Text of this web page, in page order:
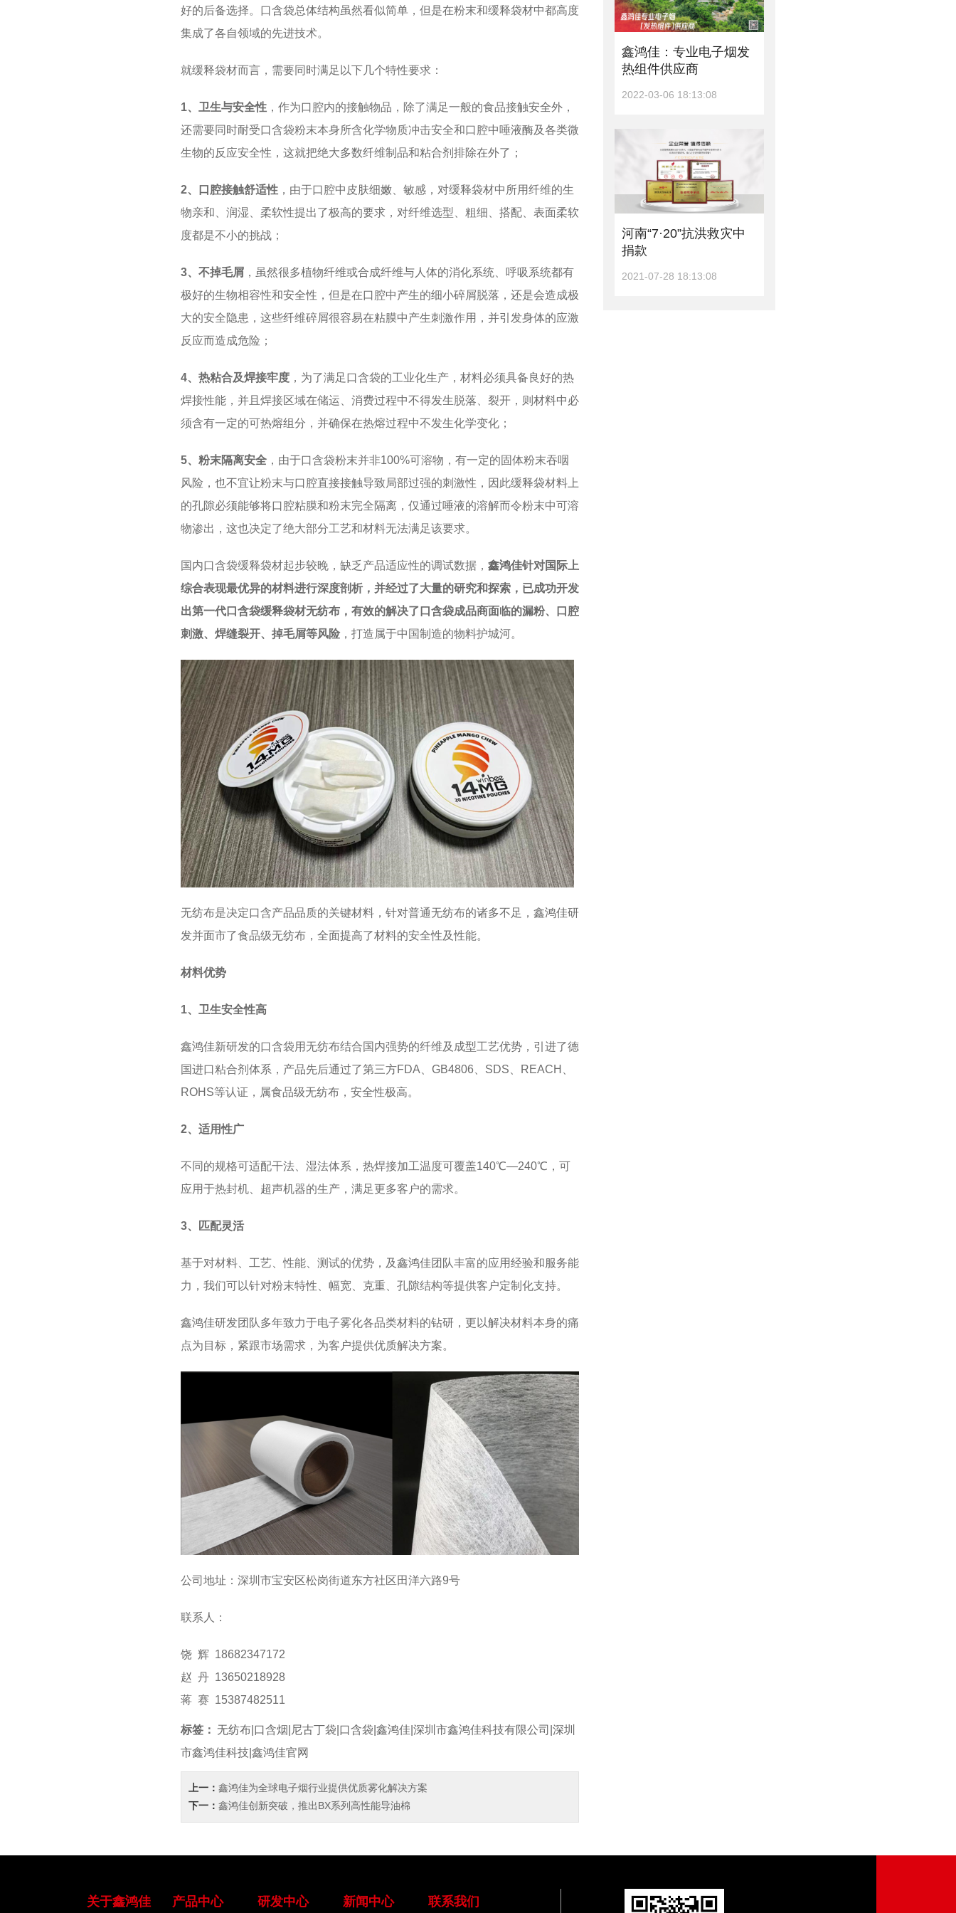
好的后备选择。口含袋总体结构虽然看似简单，但是在粉末和缓释袋材中都高度
集成了各自领域的先进技术。
就缓释袋材而言，需要同时满足以下几个特性要求：
1、卫生与安全性 ，作为口腔内的接触物品，除了满足一般的食品接触安全外，
还需要同时耐受口含袋粉末本身所含化学物质冲击安全和口腔中唾液酶及各类微
生物的反应安全性，这就把绝大多数纤维制品和粘合剂排除在外了；
2、口腔接触舒适性 ，由于口腔中皮肤细嫩、敏感，对缓释袋材中所用纤维的生
物亲和、润湿、柔软性提出了极高的要求，对纤维选型、粗细、搭配、表面柔软
度都是不小的挑战；
3、不掉毛屑 ，虽然很多植物纤维或合成纤维与人体的消化系统、呼吸系统都有
极好的生物相容性和安全性，但是在口腔中产生的细小碎屑脱落，还是会造成极
大的安全隐患，这些纤维碎屑很容易在粘膜中产生刺激作用，并引发身体的应激
反应而造成危险；
4、热粘合及焊接牢度 ，为了满足口含袋的工业化生产，材料必须具备良好的热
焊接性能，并且焊接区域在储运、消费过程中不得发生脱落、裂开，则材料中必
须含有一定的可热熔组分，并确保在热熔过程中不发生化学变化；
5、粉末隔离安全 ，由于口含袋粉末并非100%可溶物，有一定的固体粉末吞咽
风险，也不宜让粉末与口腔直接接触导致局部过强的刺激性，因此缓释袋材料上
的孔隙必须能够将口腔粘膜和粉末完全隔离，仅通过唾液的溶解而令粉末中可溶
物渗出，这也决定了绝大部分工艺和材料无法满足该要求。
国内口含袋缓释袋材起步较晚，缺乏产品适应性的调试数据，鑫鸿佳针对国际上
综合表现最优异的材料进行深度剖析，并经过了大量的研究和探索，已成功开发
出第一代口含袋缓释袋材无纺布，有效的解决了口含袋成品商面临的漏粉、口腔
刺激、焊缝裂开、掉毛屑等风险 ，打造属于中国制造的物料护城河。
无纺布是决定口含产品品质的关键材料，针对普通无纺布的诸多不足，鑫鸿佳研
发并面市了食品级无纺布，全面提高了材料的安全性及性能。
材料优势
1、卫生安全性高
鑫鸿佳新研发的口含袋用无纺布结合国内强势的纤维及成型工艺优势，引进了德
国进口粘合剂体系，产品先后通过了第三方FDA、GB4806、SDS、REACH、
ROHS等认证，属食品级无纺布，安全性极高。
2、适用性广
不同的规格可适配干法、湿法体系，热焊接加工温度可覆盖140℃—240℃，可
应用于热封机、超声机器的生产，满足更多客户的需求。
3、匹配灵活
基于对材料、工艺、性能、测试的优势，及鑫鸿佳团队丰富的应用经验和服务能
力，我们可以针对粉末特性、幅宽、克重、孔隙结构等提供客户定制化支持。
鑫鸿佳研发团队多年致力于电子雾化各品类材料的钻研，更以解决材料本身的痛
点为目标，紧跟市场需求，为客户提供优质解决方案。
公司地址：深圳市宝安区松岗街道东方社区田洋六路9号
联系人：
饶 辉 18682347172
赵 丹 13650218928
蒋 赛 15387482511
标签： 无纺布|口含烟|尼古丁袋|口含袋|鑫鸿佳|深圳市鑫鸿佳科技有限公司|深圳
市鑫鸿佳科技|鑫鸿佳官网
上一：鑫鸿佳为全球电子烟行业提供优质雾化解决方案
下一：鑫鸿佳创新突破，推出BX系列高性能导油棉
鑫鸿佳：专业电子烟发
热组件供应商
2022-03-06 18:13:08
河南“7·20”抗洪救灾中
捐款
2021-07-28 18:13:08
关于鑫鸿佳 产品中心 研发中心 新闻中心 联系我们